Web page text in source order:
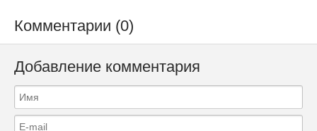
Комментарии (0)
Добавление комментария